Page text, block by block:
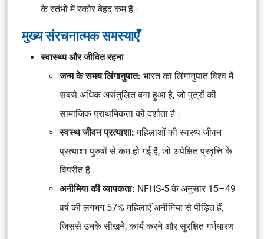
के स्तंभों में स्कोर बेहद कम है।
मुख्य संरचनात्मक समस्याएँ
स्वास्थ्य और जीवित रहना
जन्म के समय लिंगानुपात: भारत का लिंगानुपात विश्व में
सबसे अधिक असंतुलित बना हुआ है, जो पुत्रों की
सामाजिक प्राथमिकता को दर्शाता है।
स्वस्थ जीवन प्रत्याशा:महिलाओं की स्वस्थ जीवन
प्रत्याशा पुरुषों से कम हो गई है, जो अपेक्षित प्रवृत्ति के
विपरीत है।
अनीमिया की व्यापकता: NFHS-5के अनुसार 15–49
वर्ष की लगभग 57% महिलाएँ अनीमियासे पीड़ित हैं,
जिससे उनके सीखने, कार्य करने और सुरक्षित गर्भधारण